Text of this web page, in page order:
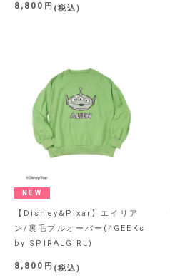
8,800 税込
NEW
【Disney&Pixar】エイリア
ン/裏毛プルオーバー(4GEEKs
by SPIRALGIRL)
8,800 税込